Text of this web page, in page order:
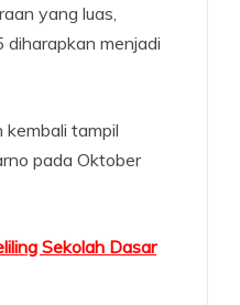
yang luas,
menjadi
tampil
pada Oktober
Sekolah Dasar